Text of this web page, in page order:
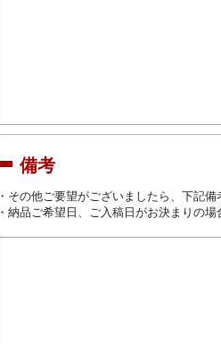
備考
・その他ご要望がございましたら、下記
・納品ご希望日、ご入稿日がお決まりの